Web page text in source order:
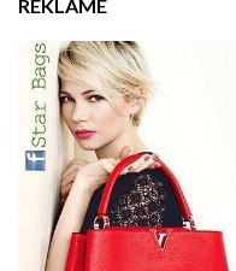
REKLAMË